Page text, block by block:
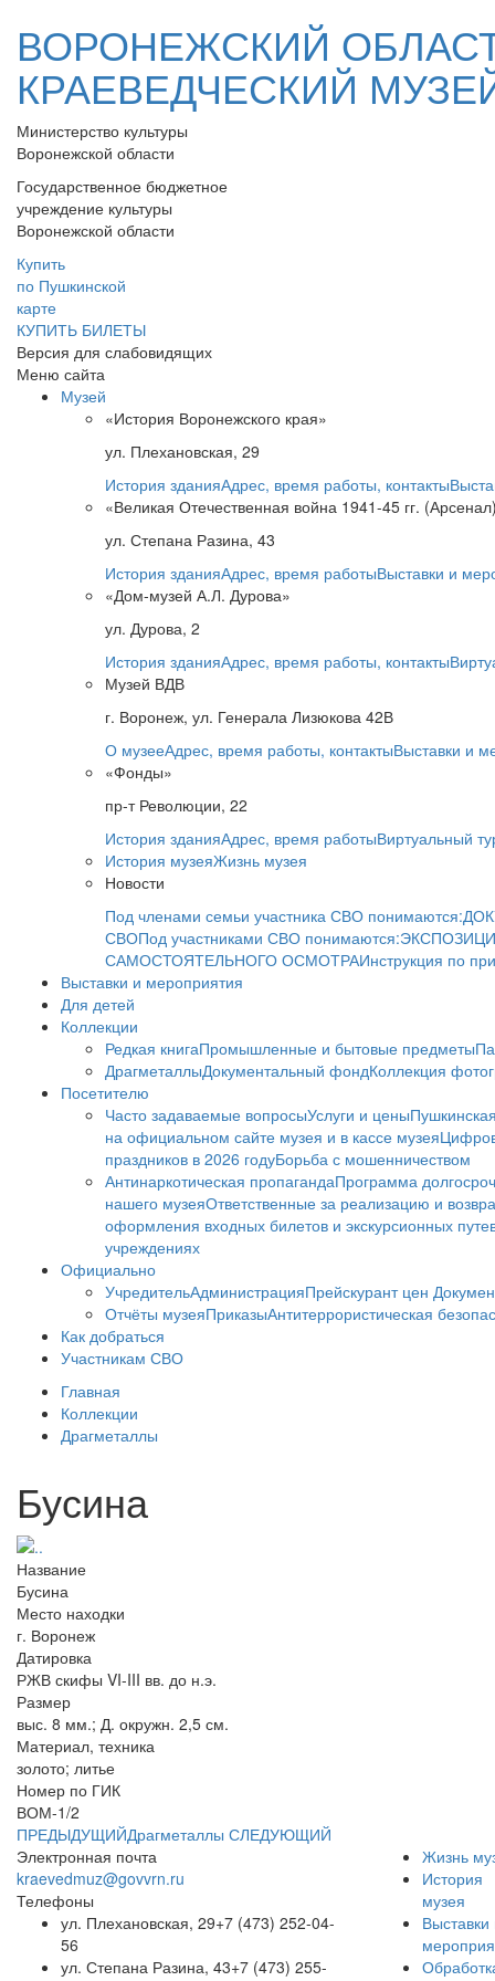
ВОРОНЕЖСКИЙ
КРАЕВЕДЧЕСКИЙ
Министерство культуры
Воронежской области
Государственное бюджетное
учреждение культуры
Воронежской области
Купить
по Пушкинской
карте
КУПИТЬ БИЛЕТЫ
Версия для слабовидящих
Меню сайта
Музей
«История Воронежского края»
ул. Плехановская, 29
История зданияАдрес, время работы, контакты
«Великая Отечественная война 1941-45 гг.
ул. Степана Разина, 43
История зданияАдрес, время работыВыставки и
«Дом-музей А.Л. Дурова»
ул. Дурова, 2
История зданияАдрес, время работы, контакты
Музей ВДВ
г. Воронеж, ул. Генерала Лизюкова 42В
О музееАдрес, время работы, контактыВыставки и
«Фонды»
пр-т Революции, 22
История зданияАдрес, время работыВиртуальный
История музеяЖизнь музея
Новости
Под членами семьи участника СВО понимаются:
СВОПод участниками СВО понимаются:
САМОСТОЯТЕЛЬНОГО ОСМОТРАИнструкция по
Выставки и мероприятия
Для детей
Коллекции
Редкая книгаПромышленные и бытовые предметы
ДрагметаллыДокументальный фондКоллекция
Посетителю
Часто задаваемые вопросыУслуги и цены
на официальном сайте музея и в кассе музея
праздников в 2026 годуБорьба с мошенничеством
Антинаркотическая пропагандаПрограмма
нашего музеяОтветственные за реализацию и
оформления входных билетов и экскурсионных
учреждениях
Официально
УчредительАдминистрацияПрейскурант цен
Отчёты музеяПриказыАнтитеррористическая
Как добраться
Участникам СВО
Главная
Коллекции
Драгметаллы
Бусина
Название
Бусина
Место находки
г. Воронеж
Датировка
РЖВ скифы VI-III вв. до н.э.
Размер
выс. 8 мм.; Д. окружн. 2,5 см.
Материал, техника
золото; литье
Номер по ГИК
ВОМ-1/2
ПРЕДЫДУЩИЙДрагметаллы СЛЕДУЮЩИЙ
Электронная почта
kraevedmuz@govvrn.ru
Телефоны
ул. Плехановская, 29+7 (473) 252-04-
56
ул. Степана Разина, 43+7 (473) 255-
Жизнь
История
музея
Выставки